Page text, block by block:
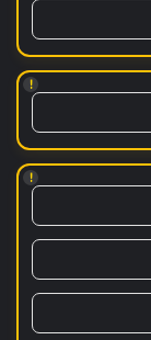
!
!